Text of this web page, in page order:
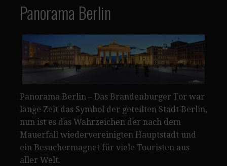
Panorama Berlin
Panorama Berlin – Das Brandenburger Tor war
lange Zeit das Symbol der geteilten Stadt Berlin,
nun ist es das Wahrzeichen der nach dem
Mauerfall wiedervereinigten Hauptstadt und
ein Besuchermagnet für viele Touristen aus
aller Welt.